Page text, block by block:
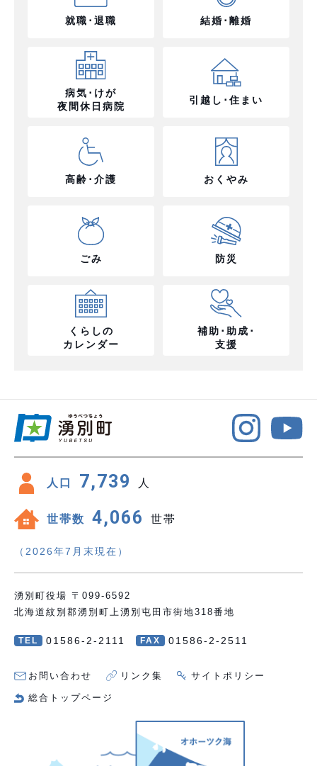
就職･退職 結婚･離婚
病気･けが
夜間休日病院
引越し･住まい
高齢･介護 おくやみ
ごみ 防災
くらしの
カレンダー
補助･助成･
支援
人口 7,739 人
世帯数 4,066 世帯
（2026年7月末現在）
湧別町役場 〒099-6592
北海道紋別郡湧別町上湧別屯田市街地318番地
TEL 01586-2-2111 FAX 01586-2-2511
お問い合わせ リンク集 サイトポリシー
総合トップページ